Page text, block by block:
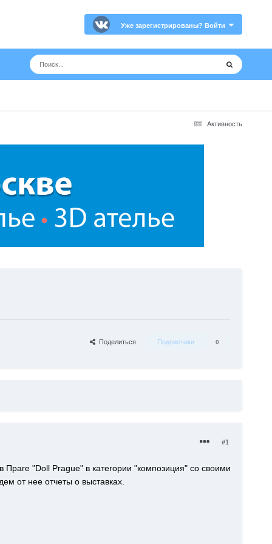
Уже зарегистрированы? Войти
Активность
Поделиться Подписчики 0
#1
"Doll Prague" в категории "композиция" со своими
от нее отчеты о выставках.